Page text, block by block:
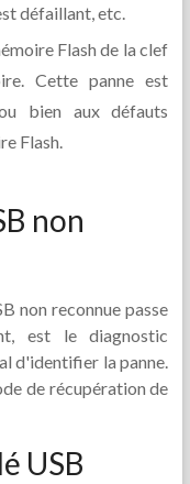
défaillant, etc.
Flash de la clef
Cette panne est
bien aux défauts
Flash.
non
non reconnue passe
est le diagnostic
d'identifier la panne.
de récupération de
USB